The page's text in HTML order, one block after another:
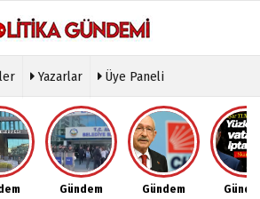
Köşe
Yazarları
Video
Galeri
Foto
Künye
İletişim
Çerez
Politikası
Yazarlar Üye Paneli
Gündem Gündem